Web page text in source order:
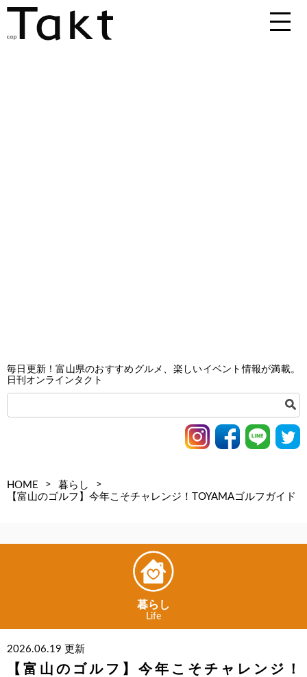
毎日更新！富山県のおすすめグルメ、楽しいイベント情報が満載。
日刊オンラインタクト
HOME > 暮らし
>
【富山のゴルフ】今年こそチャレンジ！TOYAMAゴルフガイド
暮らし
Life
2026.06.19 更新
【富山のゴルフ】今年こそチャレンジ！